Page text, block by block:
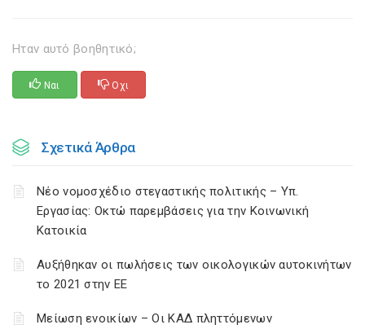
Ηταν αυτό βοηθητικό;
Ναι Οχι
Σχετικά Άρθρα
Νέο νομοσχέδιο στεγαστικής πολιτικής – Υπ.
Εργασίας: Οκτώ παρεμβάσεις για την Κοινωνική
Κατοικία
Αυξήθηκαν οι πωλήσεις των οικολογικών αυτοκινήτων
το 2021 στην ΕΕ
Μείωση ενοικίων – Οι ΚΑΔ πληττόμενων